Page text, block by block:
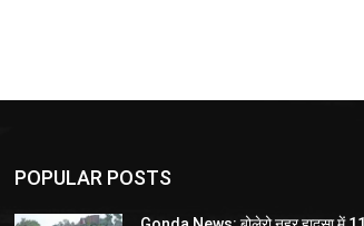
POPULAR POSTS